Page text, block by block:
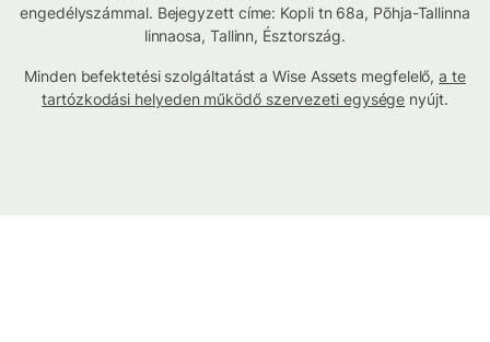
engedélyszámmal. Bejegyzett címe: Kopli tn 68a, Põhja-Tallinna
linnaosa, Tallinn, Észtország.
Minden befektetési szolgáltatást a Wise Assets megfelelő,a te
tartózkodási helyeden működő szervezeti egysége nyújt.